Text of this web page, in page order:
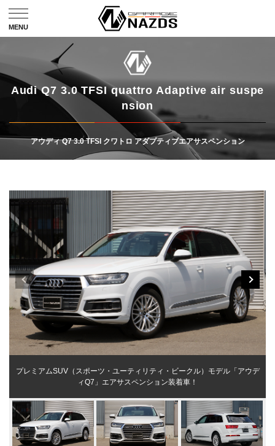
Audi Q7 3.0 TFSI quattro Adaptive air suspe
nsion
アウディ Q7 3.0 TFSI クワトロ アダプティブエアサスペンション
プレミアムSUV（スポーツ・ユーティリティ・ビークル）モデル「アウデ
ィQ7」エアサスペンション装着車！